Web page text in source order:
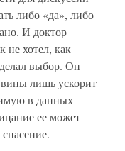
либо «да», либо
И доктор
не хотел, как
выбор. Он
лишь ускорит
в данных
ее может